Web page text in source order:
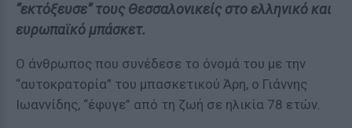
“εκτόξευσε” τους Θεσσαλονικείς στο ελληνικό και
ευρωπαϊκό μπάσκετ.
Ο άνθρωπος που συνέδεσε το όνομά του με την
“αυτοκρατορία” του μπασκετικού Άρη, ο Γιάννης
Ιωαννίδης, “έφυγε” από τη ζωή σε ηλικία 78 ετών.